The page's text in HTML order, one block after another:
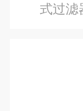
式过滤